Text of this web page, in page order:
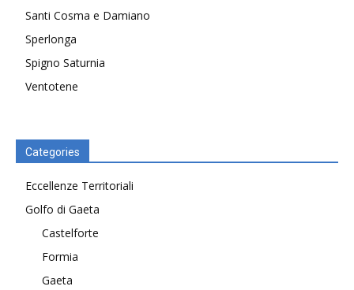
Santi Cosma e Damiano
Sperlonga
Spigno Saturnia
Ventotene
Categories
Eccellenze Territoriali
Golfo di Gaeta
Castelforte
Formia
Gaeta